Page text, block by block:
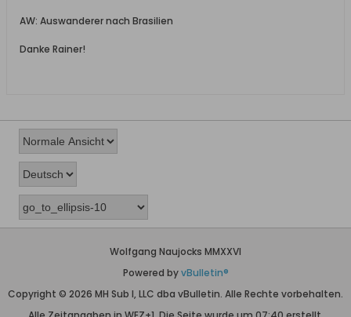
AW: Auswanderer nach Brasilien
Danke Rainer!
Wolfgang Naujocks MMXXVI
Powered byvBulletin®
Copyright © 2026 MH Sub I, LLC dba vBulletin. Alle Rechte vorbehalten.